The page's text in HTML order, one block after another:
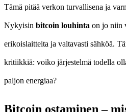
Tämä pitää verkon turvallisena ja
Nykyisin bitcoin louhinta on jo niin
erikoislaitteita ja valtavasti sähköä.
kritiikkiä: voiko järjestelmä todella
paljon energiaa?
Bitcoin ostaminen –